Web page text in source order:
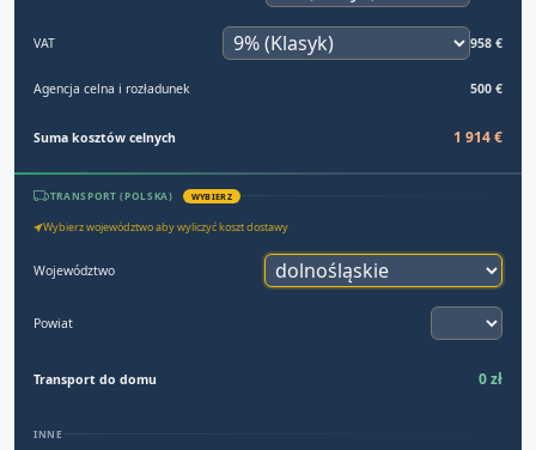
VAT 958 €
Agencja celna i rozładunek 500 €
Suma kosztów celnych 1 914 €
TRANSPORT (POLSKA) WYBIERZ
Wybierz województwo aby wyliczyć koszt dostawy
Województwo
Powiat
Transport do domu 0 zł
INNE